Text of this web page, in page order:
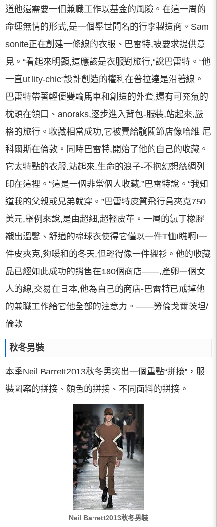
道他還需要一個兼職工作以基金的風險。在這一周的
命運無情的形式,是一個舉世聞名的行李製造商。Sam
sonite正在創建一條線的衣服、巴雷特,被要求提供意
見。“看起來明顯,這應該是衣服對旅行,“說巴雷特。“他
一直utility-chic“設計創造的權利在普拉達是沿著線。
巴雷特帶著輕便雙輪馬車和創造的外套,還有可充氣的
枕頭在領口、anoraks,逐步進入背包-服裝,站起來,嚴
格的旅行。收藏相當成功,它被賣給髖關節店像哈維·尼
科爾斯在倫敦。同時巴雷特,開始了他的自己的收藏。
它太特點的衣服,站起來,生命的浪子-不抱幻想絲綢列
印在這裡。“這是一個非常個人收藏,”巴雷特說。“我知
道我的父親或兄弟就穿。”巴雷特皮質飛行員夾克750
美元,舉例來說,是由超細,超輕皮革。一層的氯丁橡膠
襯出溫馨、舒適的棉球衣使得它僅以一件T恤!瞧啊!一
件皮夾克,夠暖和的冬天,但輕得像一件襯衫。他的收藏
品已經如此成功的銷售在180個商店——,產卵一個女
人的線,交易在日本,他為自己的商店-巴雷特已戒掉他
的兼職工作給它他全部的注意力。——勞倫戈爾茨坦/
倫敦
秋冬男裝
本季Neil Barrett2013秋冬男突出一個重點“拼接”，服
裝圖案的拼接、顏色的拼接、不同面料的拼接。
Neil Barrett2013秋冬男裝